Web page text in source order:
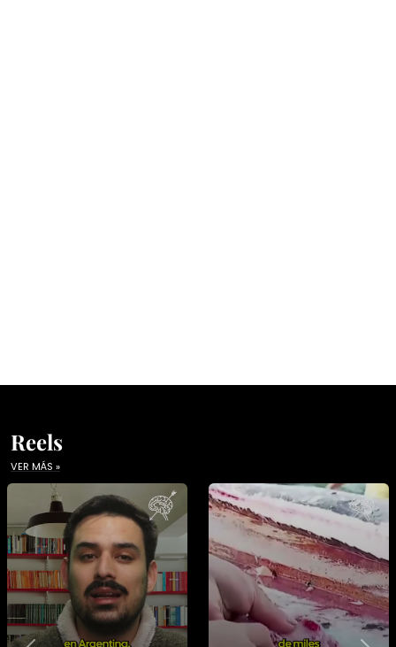
Reels
VER MÁS »